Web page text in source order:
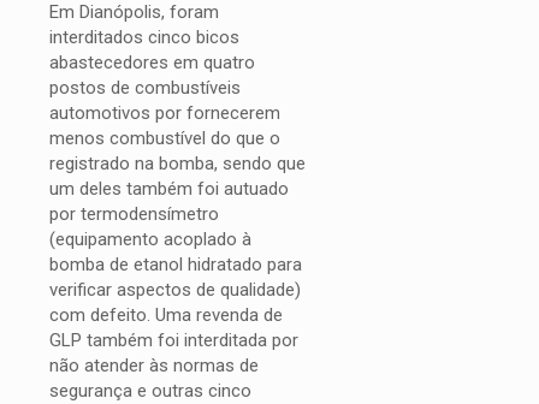
Em Dianópolis, foram
interditados cinco bicos
abastecedores em quatro
postos de combustíveis
automotivos por fornecerem
menos combustível do que o
registrado na bomba, sendo que
um deles também foi autuado
por termodensímetro
(equipamento acoplado à
bomba de etanol hidratado para
verificar aspectos de qualidade)
com defeito. Uma revenda de
GLP também foi interditada por
não atender às normas de
segurança e outras cinco